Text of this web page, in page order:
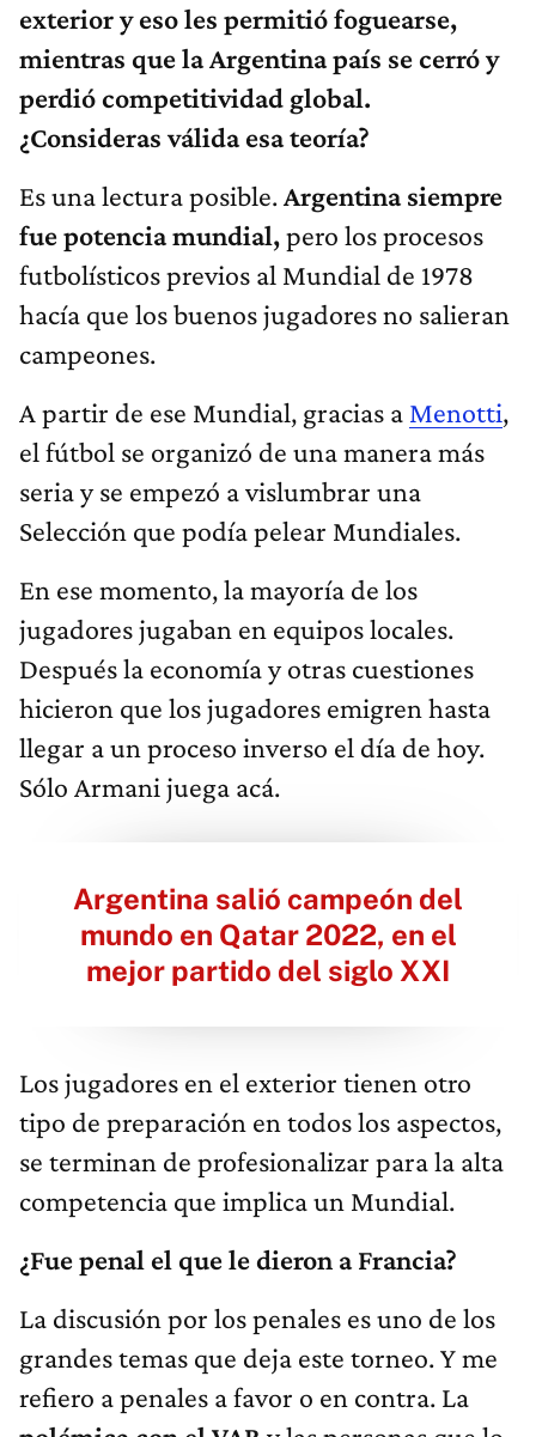
exterior y eso les permitió foguearse,
mientras que la Argentina país se cerró y
perdió competitividad global.
¿Consideras válida esa teoría?
Es una lectura posible.Argentina siempre
fue potencia mundial,pero los procesos
futbolísticos previos al Mundial de 1978
hacía que los buenos jugadores no salieran
campeones.
A partir de ese Mundial, gracias a Menotti,
el fútbol se organizó de una manera más
seria y se empezó a vislumbrar una
Selección que podía pelear Mundiales.
En ese momento, la mayoría de los
jugadores jugaban en equipos locales.
Después la economía y otras cuestiones
hicieron que los jugadores emigren hasta
llegar a un proceso inverso el día de hoy.
Sólo Armani juega acá.
Argentina salió campeón del
mundo en Qatar 2022, en el
mejor partido del siglo XXI
Los jugadores en el exterior tienen otro
tipo de preparación en todos los aspectos,
se terminan de profesionalizar para la alta
competencia que implica un Mundial.
¿Fue penal el que le dieron a Francia?
La discusión por los penales es uno de los
grandes temas que deja este torneo. Y me
refiero a penales a favor o en contra. La